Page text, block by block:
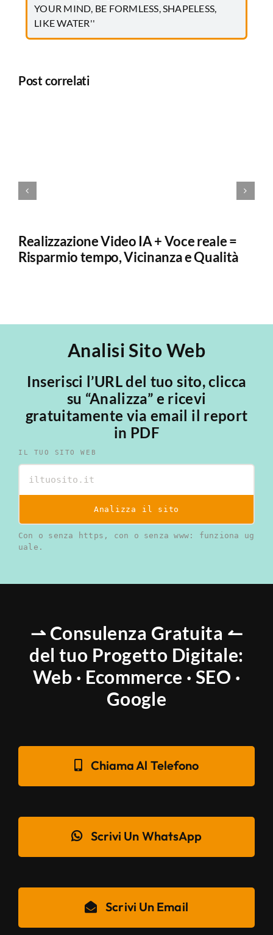
YOUR MIND, BE FORMLESS, SHAPELESS,
LIKE WATER''
Post correlati
Realizzazione Video IA + Voce reale =
Risparmio tempo, Vicinanza e Qualità
Analisi Sito Web
Inserisci l’URL del tuo sito, clicca
su “Analizza” e ricevi
gratuitamente via email il report
in PDF
IL TUO SITO WEB
Analizza il sito
Con o senza https, con o senza www: funziona ug
uale.
⇀ Consulenza Gratuita ↼
del tuo Progetto Digitale:
Web · Ecommerce · SEO ·
Google
Chiama Al Telefono
Scrivi Un WhatsApp
Scrivi Un Email